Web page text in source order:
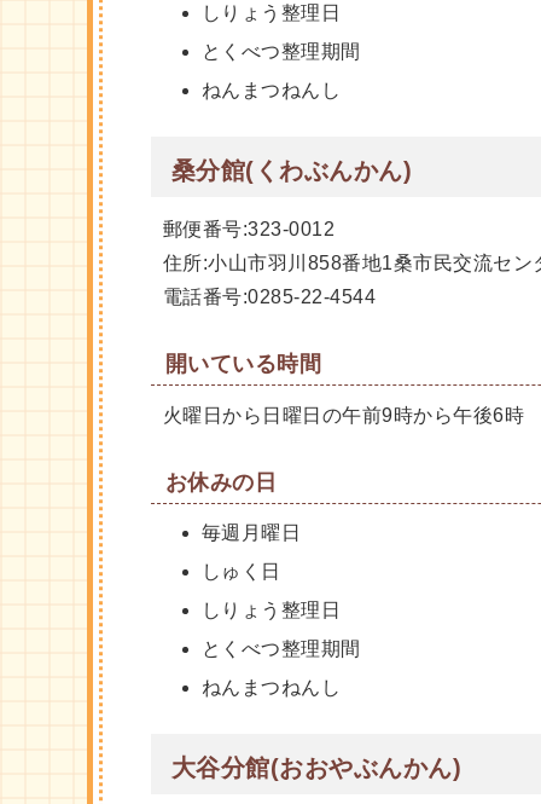
しりょう整理日
とくべつ整理期間
ねんまつねんし
桑分館(くわぶんかん)
郵便番号:323-0012
住所:小山市羽川858番地1桑市民交流セン
電話番号:0285-22-4544
開いている時間
火曜日から日曜日の午前9時から午後6時
お休みの日
毎週月曜日
しゅく日
しりょう整理日
とくべつ整理期間
ねんまつねんし
大谷分館(おおやぶんかん)